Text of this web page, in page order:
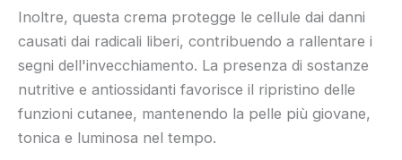
Inoltre, questa crema protegge le cellule dai danni
causati dai radicali liberi, contribuendo a rallentare i
segni dell'invecchiamento. La presenza di sostanze
nutritive e antiossidanti favorisce il ripristino delle
funzioni cutanee, mantenendo la pelle più giovane,
tonica e luminosa nel tempo.